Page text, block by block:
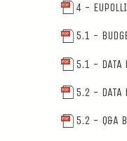
4 -
5.1 -
5.1 - DATA
5.2 - DATA
5.2 - Q&A